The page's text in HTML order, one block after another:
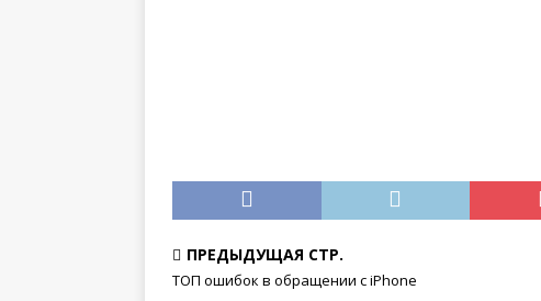
ПРЕДЫДУЩАЯ СТР.
ТОП ошибок в обращении с iPhone